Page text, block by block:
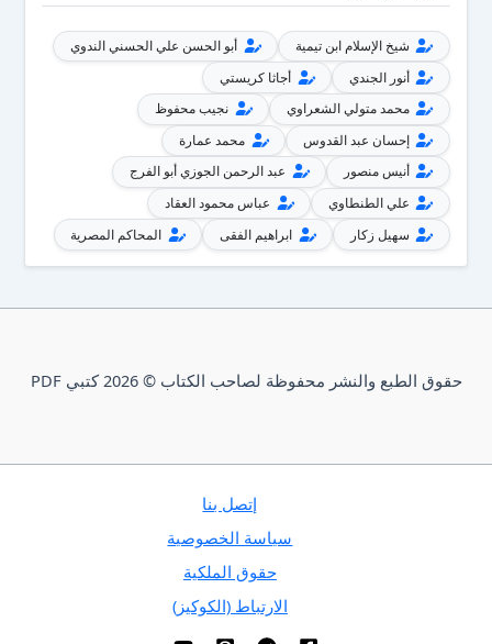
شيخ الإسلام ابن تيمية
أبو الحسن علي الحسني الندوي
أنور الجندي
أجاثا كريستي
محمد متولي الشعراوي
نجيب محفوظ
إحسان عبد القدوس
محمد عمارة
أنيس منصور
عبد الرحمن الجوزي أبو الفرج
علي الطنطاوي
عباس محمود العقاد
سهيل زكار
ابراهيم الفقى المحاكم المصرية
حقوق الطبع والنشر محفوظة لصاحب الكتاب © 2026 كتبي PDF
إتصل بنا
سياسة الخصوصية
حقوق الملكية
الارتباط (الكوكيز)